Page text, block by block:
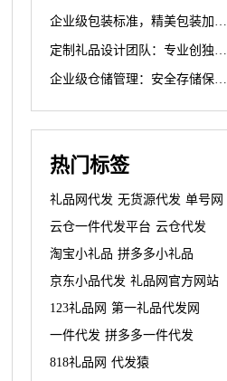
企业级包装标准，精美包装加持，让礼品送出满满体面
定制礼品设计团队：专业创独特，贴心设计尽显非凡
企业级仓储管理：安全存储保障，礼品存放无忧
热门标签
礼品网代发 无货源代发 单号网
云仓一件代发平台 云仓代发
淘宝小礼品 拼多多小礼品
京东小品代发 礼品网官方网站
123礼品网 第一礼品代发网
一件代发 拼多多一件代发
818礼品网 代发猿